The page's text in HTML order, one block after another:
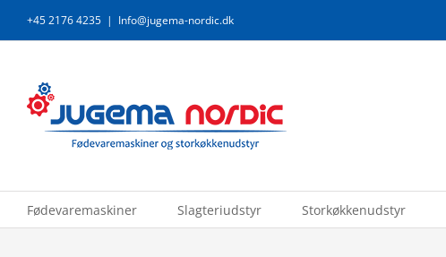
to
+45 2176 4235 | Info@jugema-nordic.dk
Fødevaremaskiner Slagteriudstyr Storkøkkenudstyr